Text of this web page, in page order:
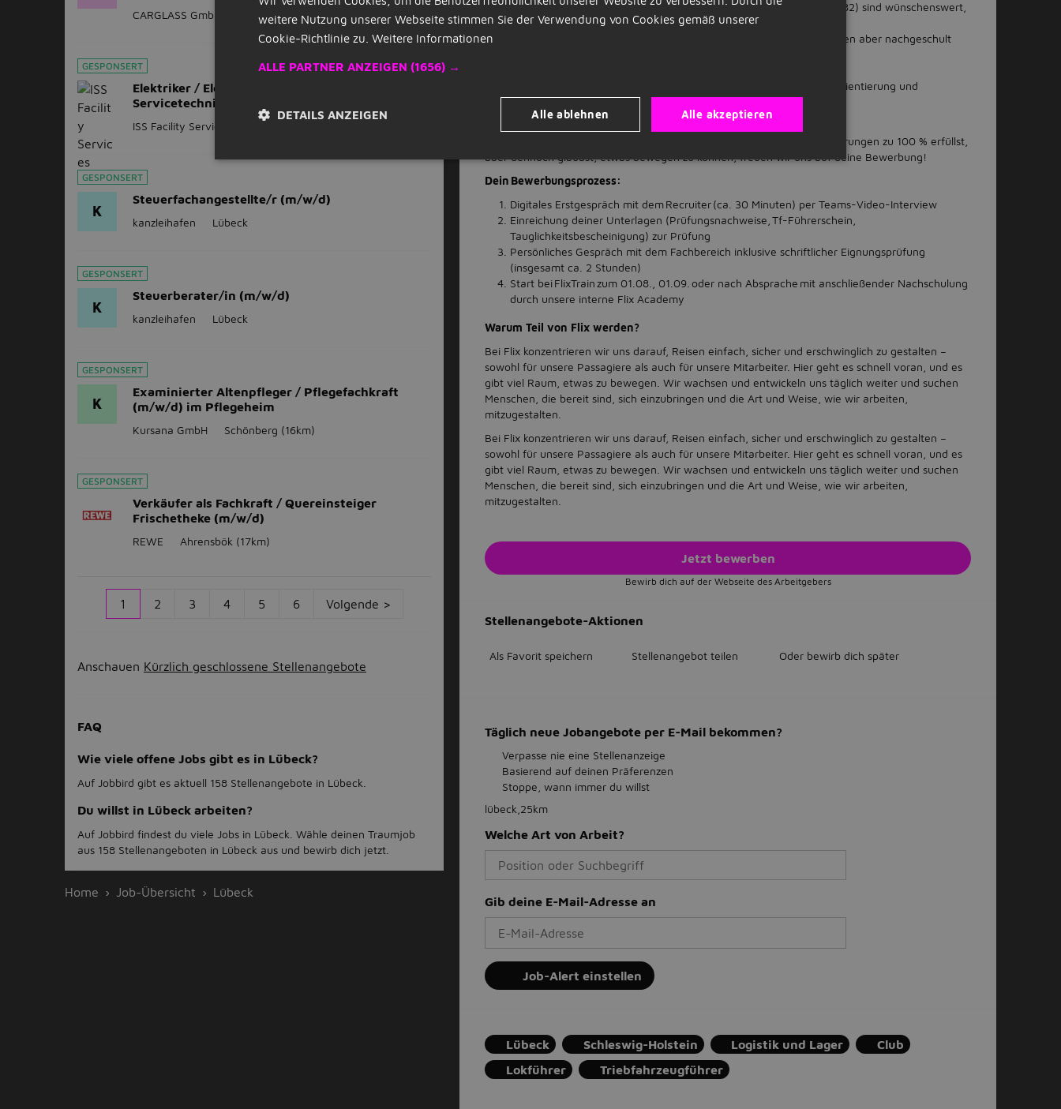
CARGLASS GmbH Lübeck
GESPONSERT
Elektriker / Elektroniker (m/w/d) als
Servicetechniker
ISS Facility Services
GESPONSERT
K
Steuerfachangestellte/r (m/w/d)
kanzleihafen Lübeck
GESPONSERT
K
Steuerberater/in (m/w/d)
kanzleihafen Lübeck
GESPONSERT
K
Examinierter Altenpfleger / Pflegefachkraft
(m/w/d) im Pflegeheim
Kursana GmbH Schönberg (16km)
GESPONSERT
Verkäufer als Fachkraft / Quereinsteiger
Frischetheke (m/w/d)
REWE Ahrensbök (17km)
1 2 3 4 5 6 Volgende >
Anschauen Kürzlich geschlossene Stellenangebote
FAQ
Wie viele offene Jobs gibt es in Lübeck?
Auf Jobbird gibt es aktuell 158 Stellenangebote in Lübeck.
Du willst in Lübeck arbeiten?
Auf Jobbird findest du viele Jobs in Lübeck. Wähle deinen Traumjob
aus 158 Stellenangeboten in Lübeck aus und bewirb dich jetzt.
Home Job-Übersicht Lübeck
Erfahrung auf lokbespannten Reisezügen (idealerweise BR 193, BR 182) sind wünschenswert,
können jedoch auch nachgeschult werden
Eine Prüfungsbescheinigung für LZB und ETCS sind von Vorteil, können aber nachgeschult
Hohes Sicherheits- und Verantwortungsbewusstsein, sowie Serviceorientierung und
Teamfähigkeit
Motivation, Teil eines nachhaltigen Mobilitätswandels zu sein
Bei uns zählt der Blick auf das Ganze – auch wenn du nicht alle Anforderungen zu 100 % erfüllst,
aber dennoch glaubst, etwas bewegen zu können, freuen wir uns auf deine Bewerbung!
Dein Bewerbungsprozess:
Digitales Erstgespräch mit dem Recruiter (ca. 30 Minuten) per Teams-Video-Interview
Einreichung deiner Unterlagen (Prüfungsnachweise, Tf-Führerschein,
Tauglichkeitsbescheinigung) zur Prüfung
Persönliches Gespräch mit dem Fachbereich inklusive schriftlicher Eignungsprüfung
(insgesamt ca. 2 Stunden)
Start bei FlixTrain zum 01.08., 01.09. oder nach Absprache mit anschließender Nachschulung
durch unsere interne Flix Academy
Warum Teil von Flix werden?
Bei Flix konzentrieren wir uns darauf, Reisen einfach, sicher und erschwinglich zu gestalten –
sowohl für unsere Passagiere als auch für unsere Mitarbeiter. Hier geht es schnell voran, und es
gibt viel Raum, etwas zu bewegen. Wir wachsen und entwickeln uns täglich weiter und suchen
Menschen, die bereit sind, sich einzubringen und die Art und Weise, wie wir arbeiten,
mitzugestalten.
Bei Flix konzentrieren wir uns darauf, Reisen einfach, sicher und erschwinglich zu gestalten –
sowohl für unsere Passagiere als auch für unsere Mitarbeiter. Hier geht es schnell voran, und es
gibt viel Raum, etwas zu bewegen. Wir wachsen und entwickeln uns täglich weiter und suchen
Menschen, die bereit sind, sich einzubringen und die Art und Weise, wie wir arbeiten,
mitzugestalten.
Jetzt bewerben
Bewirb dich auf der Webseite des Arbeitgebers
Stellenangebote-Aktionen
Als Favorit speichern Stellenangebot teilen Oder bewirb dich später
Täglich neue Jobangebote per E-Mail bekommen?
Verpasse nie eine Stellenanzeige
Basierend auf deinen Präferenzen
Stoppe, wann immer du willst
lübeck,25km
Welche Art von Arbeit?
Gib deine E-Mail-Adresse an
Job-Alert einstellen
Lübeck Schleswig-Holstein Logistik und Lager
Club
Lokführer
Triebfahrzeugführer
weitere Nutzung unserer Webseite stimmen Sie der Verwendung von Cookies gemäß unserer
Cookie-Richtlinie zu. Weitere Informationen
ALLE PARTNER ANZEIGEN (1656) →
Alle akzeptieren
Alle ablehnen
DETAILS ANZEIGEN